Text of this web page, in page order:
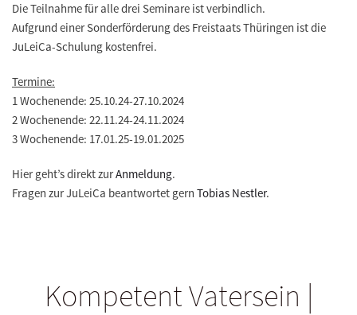
Die Teilnahme für alle drei Seminare ist verbindlich.
Aufgrund einer Sonderförderung des Freistaats Thüringen ist die
JuLeiCa-Schulung kostenfrei.
Termine:
1 Wochenende: 25.10.24-27.10.2024
2 Wochenende: 22.11.24-24.11.2024
3 Wochenende: 17.01.25-19.01.2025
Hier geht’s direkt zurAnmeldung.
Fragen zur JuLeiCa beantwortet gern Tobias Nestler.
Kompetent Vatersein |